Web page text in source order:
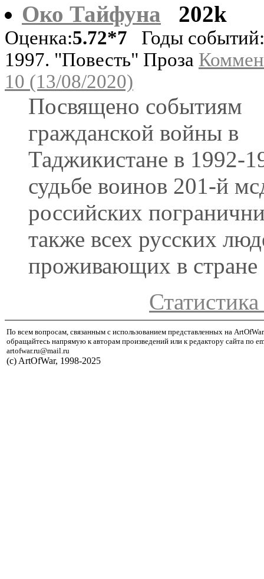
Око Тайфуна
202k
Оценка:5.72*7 Годы
1997. "Повесть" Проза
10 (13/08/2020)
Посвящено событиям
гражданской войны в
Таджикистане в 1992-
судьбе воинов 201-й
российских
также всех русских
проживающих в стране
Статистика
По всем вопросам, связанным с использованием представленных на
обращайтесь напрямую к авторам произведений или к редактору сайта по
artofwar.ru@mail.ru
(с) ArtOfWar, 1998-2025